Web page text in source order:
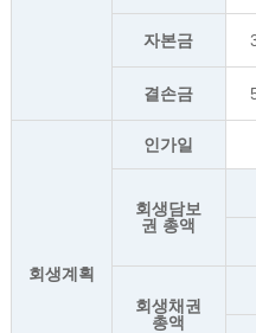
자본금
결손금
회생계획
인가일
회생담보
권 총액
회생채권
총액